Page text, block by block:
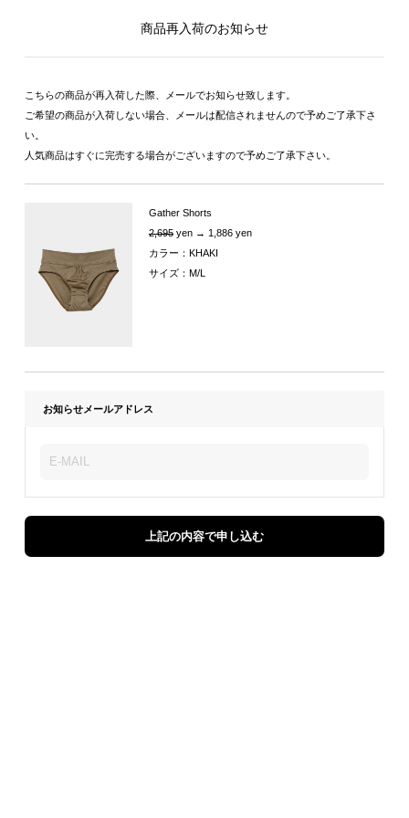
商品再入荷のお知らせ
こちらの商品が再入荷した際、メールでお知らせ致します。
ご希望の商品が入荷しない場合、メールは配信されませんので予めご了承下さ
い。
人気商品はすぐに完売する場合がございますので予めご了承下さい。
Gather Shorts
2,695yen → 1,886 yen
カラー：KHAKI
サイズ：M/L
お知らせメールアドレス
上記の内容で申し込む